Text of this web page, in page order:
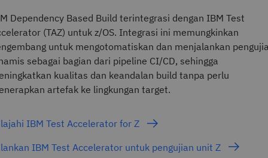
Dependency Based Build terintegrasi dengan IBM Test
(TAZ) untuk z/OS. Integrasi ini memungkinkan
untuk mengotomatiskan dan menjalankan
sebagai bagian dari pipeline CI/CD, sehingga
kualitas dan keandalan build tanpa perlu
artefak ke lingkungan target.
IBM Test Accelerator for Z
IBM Test Accelerator untuk pengujian unit Z